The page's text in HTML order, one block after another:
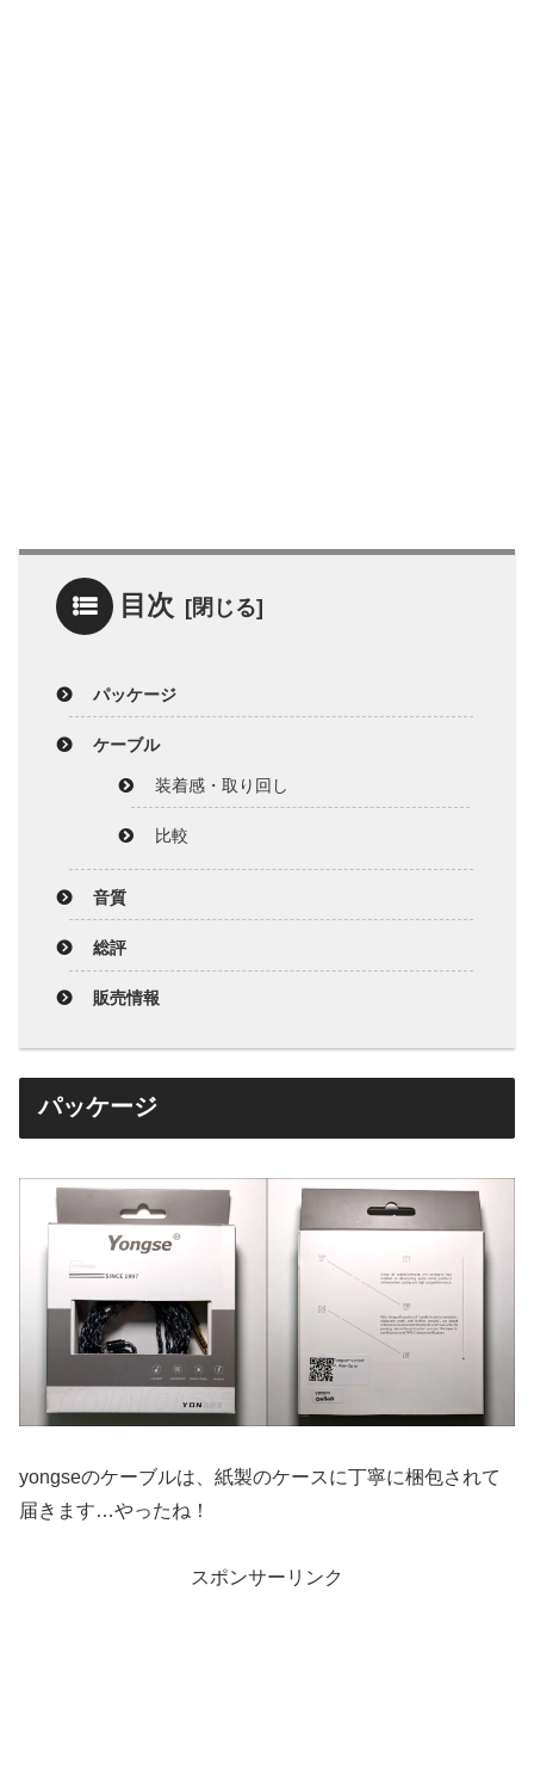
目次
パッケージ
ケーブル
装着感・取り回し
比較
音質
総評
販売情報
パッケージ
yongseのケーブルは、紙製のケースに丁寧に梱包されて
届きます…やったね！
スポンサーリンク